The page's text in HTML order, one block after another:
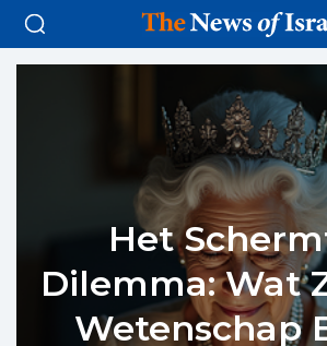
Het
Dilemma: Wat
Wetenschap